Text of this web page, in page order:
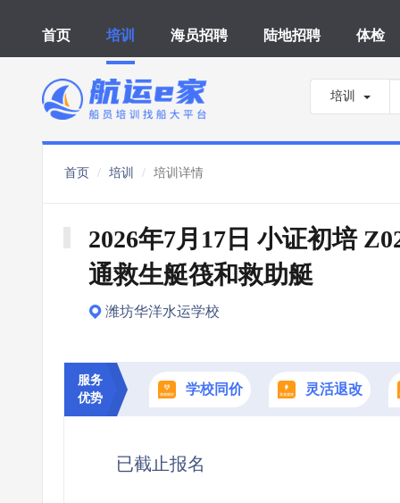
首页 培训 海员招聘 陆地招聘 体检
培训
首页 培训 培训详情
2026年7月17日 小证初培
通救生艇筏和救助艇
潍坊华洋水运学校
服务
优势
学校同价 灵活退改
已截止报名